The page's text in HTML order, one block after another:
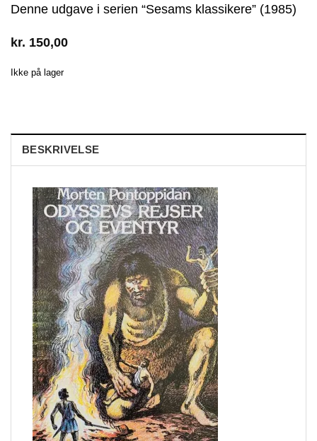
Denne udgave i serien “Sesams klassikere” (1985)
kr. 150,00
Ikke på lager
BESKRIVELSE